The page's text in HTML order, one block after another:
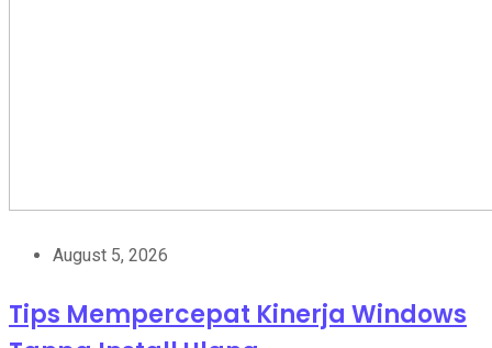
August 5, 2026
Tips Mempercepat Kinerja Windows